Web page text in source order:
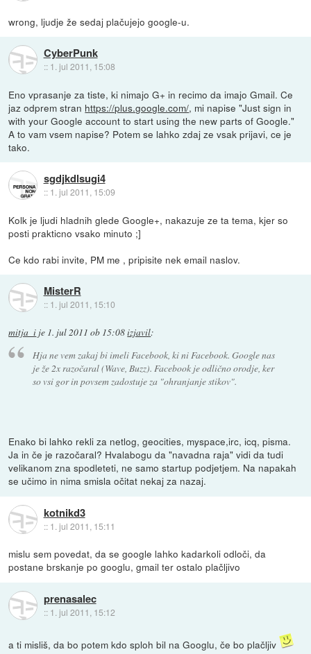
wrong, ljudje že sedaj plačujejo google-u.
CyberPunk
:: 1. jul 2011, 15:08
Eno vprasanje za tiste, ki nimajo G+ in recimo da imajo Gmail. Ce
jaz odprem stran https://plus.google.com/, mi napise "Just sign in
with your Google account to start using the new parts of Google."
A to vam vsem napise? Potem se lahko zdaj ze vsak prijavi, ce je
tako.
sgdjkdlsugi4
:: 1. jul 2011, 15:09
Kolk je ljudi hladnih glede Google+, nakazuje ze ta tema, kjer so
posti prakticno vsako minuto ;]
Ce kdo rabi invite, PM me , pripisite nek email naslov.
MisterR
:: 1. jul 2011, 15:10
mitja_i je 1. jul 2011 ob 15:08izjavil:
Hja ne vem zakaj bi imeli Facebook, ki ni Facebook. Google nas
je že 2x razočaral (Wave, Buzz). Facebook je odlično orodje, ker
so vsi gor in povsem zadostuje za "ohranjanje stikov".
Enako bi lahko rekli za netlog, geocities, myspace,irc, icq, pisma.
Ja in če je razočaral? Hvalabogu da "navadna raja" vidi da tudi
velikanom zna spodleteti, ne samo startup podjetjem. Na napakah
se učimo in nima smisla očitat nekaj za nazaj.
kotnikd3
:: 1. jul 2011, 15:11
mislu sem povedat, da se google lahko kadarkoli odloči, da
postane brskanje po googlu, gmail ter ostalo plačljivo
prenasalec
:: 1. jul 2011, 15:12
a ti misliš, da bo potem kdo sploh bil na Googlu, če bo plačljiv